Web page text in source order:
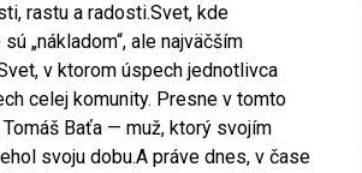
rastu a radosti.Svet, kde
„nákladom“, ale najväčším
v ktorom úspech jednotlivca
celej komunity. Presne v tomto
Baťa — muž, ktorý svojím
svoju dobu.A práve dnes, v čase